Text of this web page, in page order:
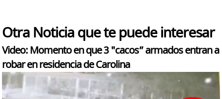
Otra Noticia que te puede interesar
Video: Momento en que 3 "cacos” armados entran a
robar en residencia de Carolina